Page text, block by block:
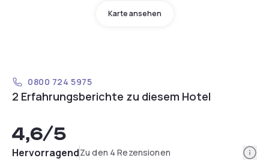
Karte ansehen
0800 724 5975
2 Erfahrungsberichte zu diesem Hotel
4,6/5
HervorragendZu den 4 Rezensionen